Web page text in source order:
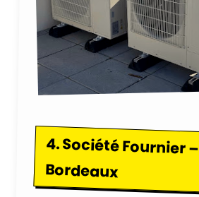
4.Société Fournier –
Bordeaux